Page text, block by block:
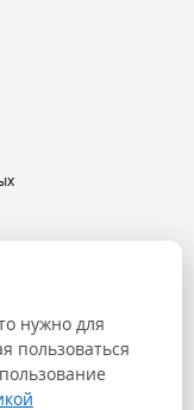
н,
нужно для
пользоваться